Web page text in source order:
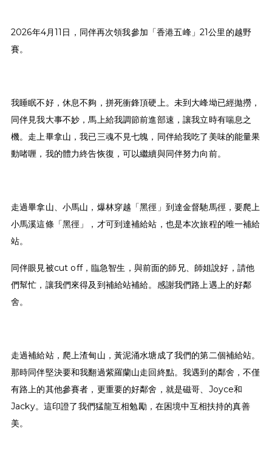
2026年4月11日，同伴再次領我參加「香港五峰」21公里的越野
賽。
我睡眠不好，休息不夠，拼死衝鋒頂硬上。未到大峰坳已經拋撈，
同伴見我大事不妙，馬上給我調節前進部速，讓我立時有喘息之
機。走上畢拿山，我已三魂不見七魄，同伴給我吃了美味的能量果
動啫喱，我的體力終告恢復，可以繼續與同伴努力向前。
走過畢拿山、小馬山，爆林穿越「黑徑」到達金督馳馬徑，要爬上
小馬溪這條「黑徑」，才可到達補給站，也是本次旅程的唯一補給
站。
同伴眼見被cut off，臨急智生，與前面的師兄、師姐說好，請他
們幫忙，讓我們來得及到補給站補給。感謝我們路上遇上的好鄰
舍。
走過補給站，爬上渣甸山，黃泥涌水塘成了我們的第二個補給站。
那時同伴堅決要和我翻過紫羅蘭山走回終點。我遇到的鄰舍，不僅
有路上的其他參賽者，更重要的好鄰舍，就是磁哥、Joyce和
Jacky。這印證了我們猛龍互相勉勵，在困境中互相扶持的真善
美。